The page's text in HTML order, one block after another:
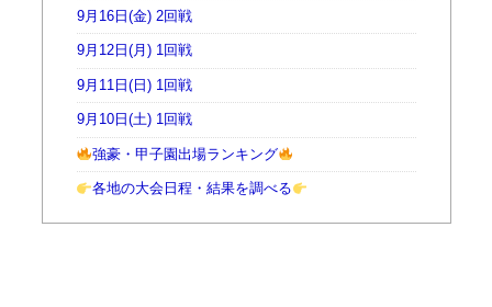
9月16日(金) 2回戦
9月12日(月) 1回戦
9月11日(日) 1回戦
9月10日(土) 1回戦
強豪・甲子園出場ランキング
各地の大会日程・結果を調べる